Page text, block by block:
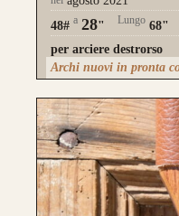
48# a 28" Lungo 68"
per arciere destrorso
Archi nuovi in pronta